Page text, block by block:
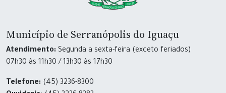
Município de Serranópolis do Iguaçu
Atendimento: Segunda a sexta-feira (exceto feriados)
07h30 às 11h30 / 13h30 às 17h30
Telefone: (45) 3236-8300